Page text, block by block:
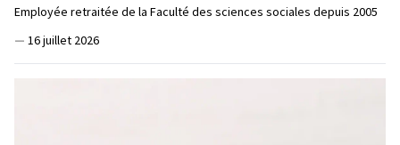
Employée retraitée de la Faculté des sciences sociales depuis 2005
— 16 juillet 2026